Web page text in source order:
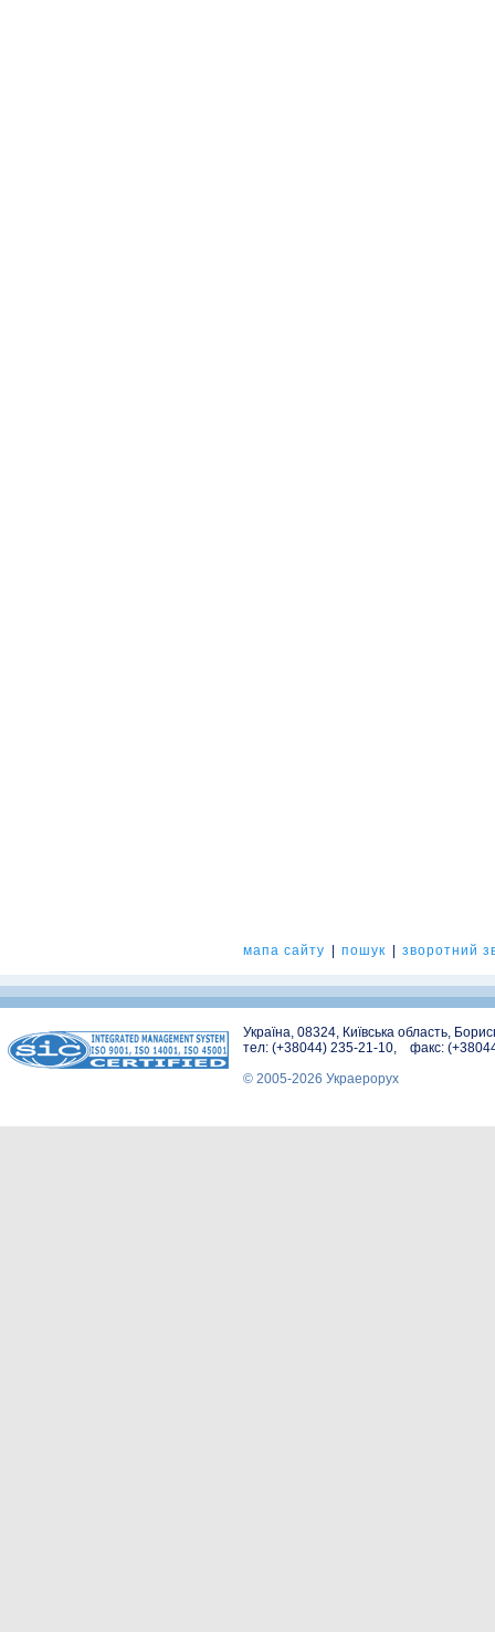
мапа сайту пошук зворотний
Україна, 08324, Київська область,
тел: (+38044) 235-21-10, факс:
© 2005-2026 Украерорух